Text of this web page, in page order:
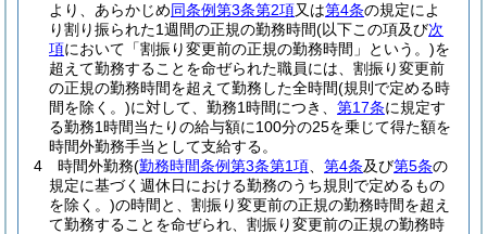
より、あらかじめ同条例第3条第2項又は第4条の規定によ
り割り振られた1週間の正規の勤務時間(以下この項及び次
項において「割振り変更前の正規の勤務時間」という。)を
超えて勤務することを命ぜられた職員には、割振り変更前
の正規の勤務時間を超えて勤務した全時間(規則で定める時
間を除く。)に対して、勤務1時間につき、 第17条に規定す
る勤務1時間当たりの給与額に100分の25を乗じて得た額を
時間外勤務手当として支給する。
4
時間外勤務(勤務時間条例第3条第1項 第4条及び第5条の
規定に基づく週休日における勤務のうち規則で定めるもの
を除く。)の時間と、割振り変更前の正規の勤務時間を超え
て勤務することを命ぜられ、割振り変更前の正規の勤務時